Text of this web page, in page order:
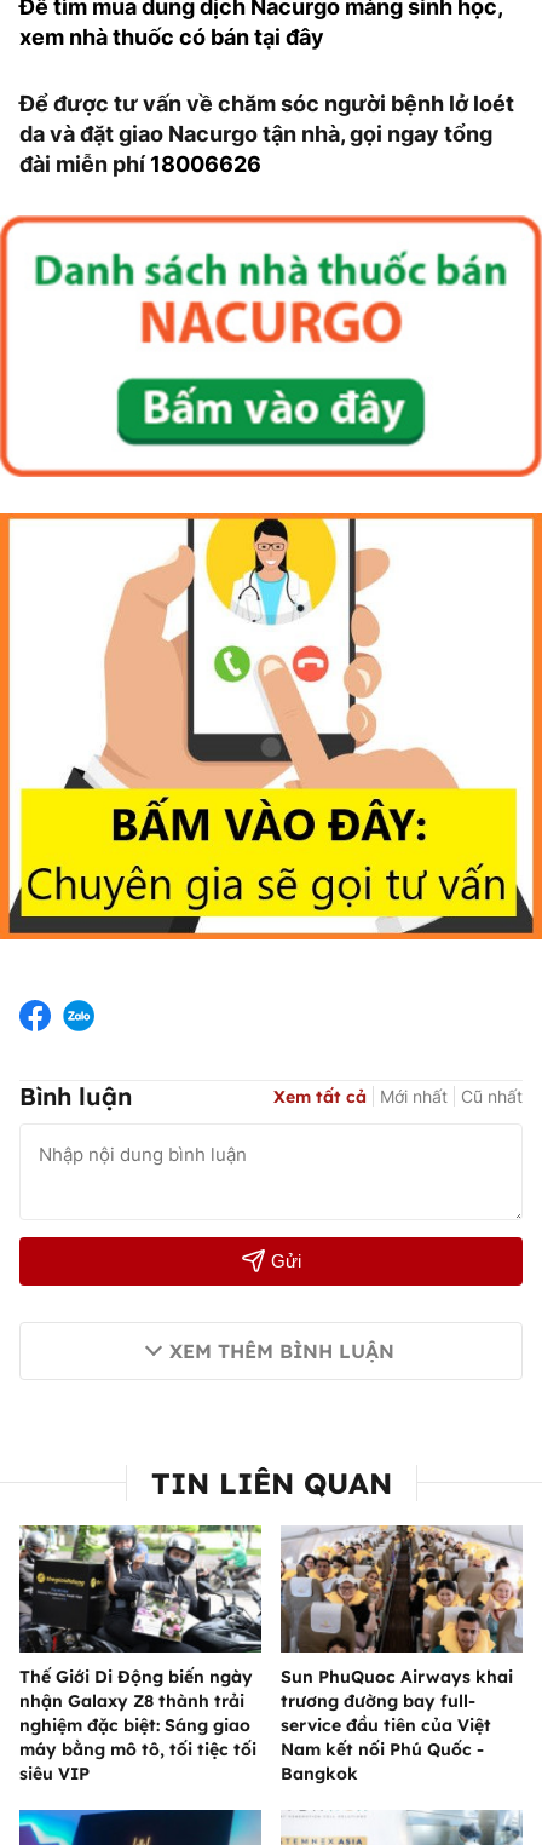
Để tìm mua dung dịch Nacurgo màng sinh học,
xem nhà thuốc có bán tại đây
Để được tư vấn về chăm sóc người bệnh lở loét
da và đặt giao Nacurgo tận nhà, gọi ngay tổng
đài miễn phí18006626
Bình luận Xem tất cả Mới nhất Cũ nhất
Gửi
XEM THÊM BÌNH LUẬN
TIN LIÊN QUAN
Thế Giới Di Động biến ngày
nhận Galaxy Z8 thành trải
nghiệm đặc biệt: Sáng giao
máy bằng mô tô, tối tiệc tối
siêu VIP
Sun PhuQuoc Airways khai
trương đường bay full-
service đầu tiên của Việt
Nam kết nối Phú Quốc -
Bangkok